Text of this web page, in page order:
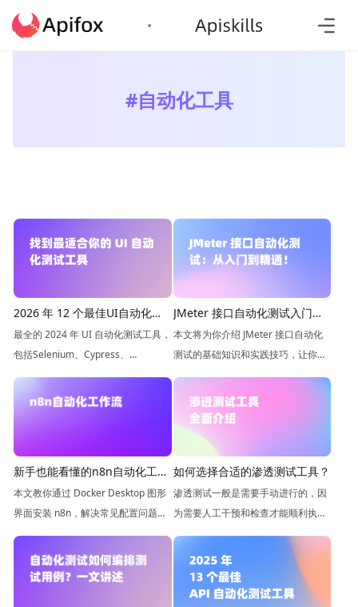
#自动化工具
2026 年 12 个最佳UI自动化测
试工具推荐
最全的 2024 年 UI 自动化测试工具，
包括Selenium、Cypress、
TestCafe、Apifox、LambdaTest、
Playwright、Puppeteer、
Studio
JMeter 接口自动化测试入门指
南
本文将为你介绍 JMeter 接口自动化
测试的基础知识和实践技巧，让你轻
松上手并快速掌握这项技能。
新手也能看懂的n8n自动化工作
流安装下载教程（Docker版）
本文教你通过 Docker Desktop 图形
界面安装 n8n，解决常见配置问题，
实现一次设置、长期使用，无需反复
操作，轻松搭建自动化工作流。
如何选择合适的渗透测试工具？
渗透测试一般是需要手动进行的，因
为需要人工干预和检查才能顺利执
行。然而，测试人员也是可以使用工
具来简化日常任务并加快流程，一起
来看看该怎么实现吧。